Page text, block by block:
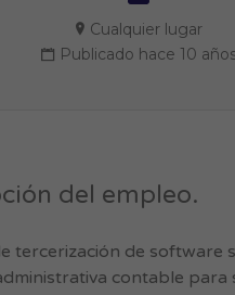
Cualquier lugar
Publicado hace 10
del empleo.
tercerización de software
contable para